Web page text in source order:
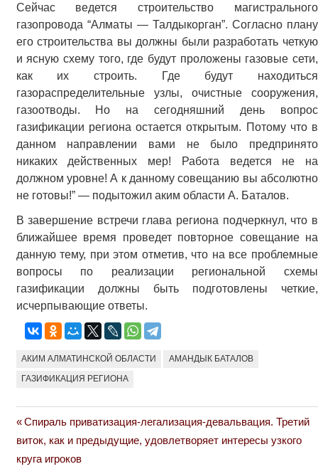
Сейчас ведется строительство магистрального
газопровода “Алматы — Талдыкорган”. Согласно плану
его строительства вы должны были разработать четкую
и ясную схему того, где будут проложены газовые сети,
как их строить. Где будут находиться
газораспределительные узлы, очистные сооружения,
газоотводы. Но на сегодняшний день вопрос
газификации региона остается открытым. Потому что в
данном направлении вами не было предпринято
никаких действенных мер! Работа ведется не на
должном уровне! А к данному совещанию вы абсолютно
не готовы!” — подытожил аким области А. Баталов.
В завершение встречи глава региона подчеркнул, что в
ближайшее время проведет повторное совещание на
данную тему, при этом отметив, что на все проблемные
вопросы по реализации региональной схемы
газификации должны быть подготовлены четкие,
исчерпывающие ответы.
АКИМ АЛМАТИНСКОЙ ОБЛАСТИ АМАНДЫК БАТАЛОВ
ГАЗИФИКАЦИЯ РЕГИОНА
Навигация
по
Previous
Post:
Спираль приватизация-легализация-девальвация. Третий
виток, как и предыдущие, удовлетворяет интересы узкого
круга игроков